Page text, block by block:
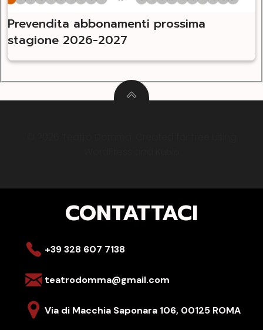
Prevendita abbonamenti prossima
stagione 2026-2027
CONTATTACI
+39 328 607 7138
teatrodomma@gmail.com
Via di Macchia Saponara 106, 00125 ROMA